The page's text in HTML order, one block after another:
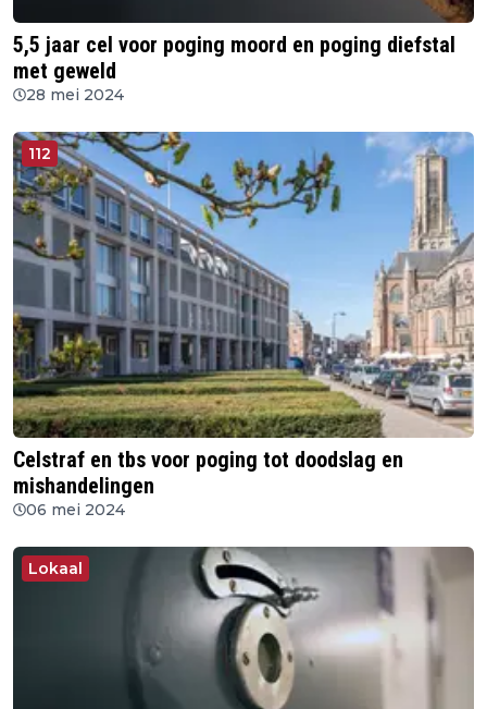
5,5 jaar cel voor poging moord en poging diefstal
met geweld
28 mei 2024
112
Celstraf en tbs voor poging tot doodslag en
mishandelingen
06 mei 2024
Lokaal